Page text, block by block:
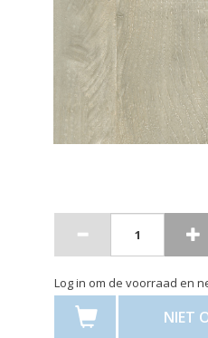
Log in om de voorraad en
NIET